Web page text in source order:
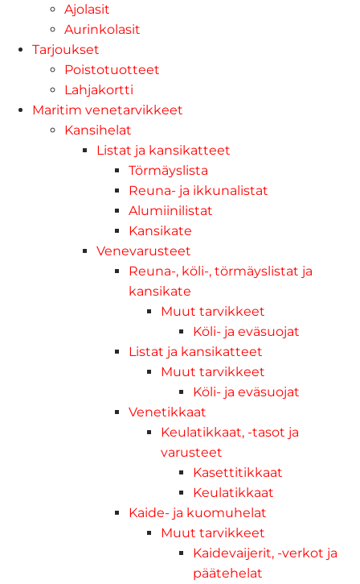
Ajolasit
Aurinkolasit
Tarjoukset
Poistotuotteet
Lahjakortti
Maritim venetarvikkeet
Kansihelat
Listat ja kansikatteet
Törmäyslista
Reuna- ja ikkunalistat
Alumiinilistat
Kansikate
Venevarusteet
Reuna-, köli-, törmäyslistat ja
kansikate
Muut tarvikkeet
Köli- ja eväsuojat
Listat ja kansikatteet
Muut tarvikkeet
Köli- ja eväsuojat
Venetikkaat
Keulatikkaat, -tasot ja
varusteet
Kasettitikkaat
Keulatikkaat
Kaide- ja kuomuhelat
Muut tarvikkeet
Kaidevaijerit, -verkot ja
päätehelat